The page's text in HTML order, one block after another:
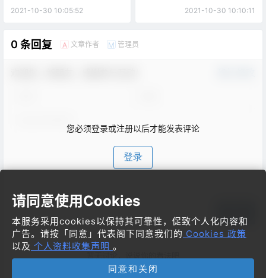
2021-10-30 10:05:52 2021-10-30 10:10:11
0 条回复 A 文章作者 M 管理员
您必须登录或注册以后才能发表评论
登录
请同意使用Cookies
本服务采用cookies以保持其可靠性，促致个人化内容和
广告。请按「同意」代表阁下同意我们的 Cookies 政策
以及 个人资料收集声明 。
同意和关闭